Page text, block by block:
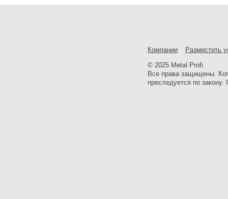
Компании
Разместить
© 2025 Metal Profi
Все права защищены.
преследуется по